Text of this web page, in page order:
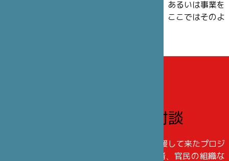
トナーたちと長年かけて結んできた堅い絆、あるいは事業を
実施する人たちの多様性にも現れています。ここではそのよ
インタビュー・対談
笹川日仏財団は、公益活動の一環として支援して来たプロジ
ェクトを通じ、アーティスト、事業発案者、官民の組織な